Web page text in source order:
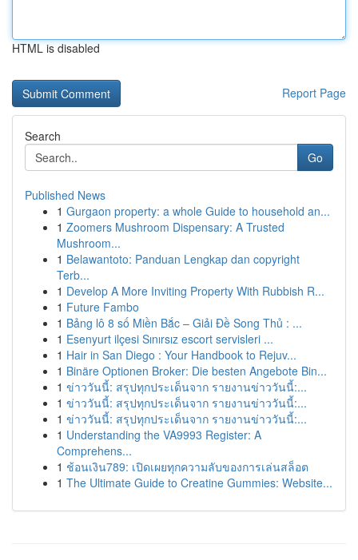
HTML is disabled
Report Page
Search
Go
Published News
1 Gurgaon property: a whole Guide to household an...
1 Zoomers Mushroom Dispensary: A Trusted
Mushroom...
1 Belawantoto: Panduan Lengkap dan copyright
Terb...
1 Develop A More Inviting Property With Rubbish R...
1 Future Fambo
1 Bảng lô 8 số Miền Bắc – Giải Đề Song Thủ : ...
1 Esenyurt ilçesi Sınırsız escort servisleri ...
1 Hair in San Diego : Your Handbook to Rejuv...
1 Binäre Optionen Broker: Die besten Angebote Bin...
1 ข่าววันนี้: สรุปทุกประเด็นจาก รายงานข่าววันนี้:...
1 ข่าววันนี้: สรุปทุกประเด็นจาก รายงานข่าววันนี้:...
1 ข่าววันนี้: สรุปทุกประเด็นจาก รายงานข่าววันนี้:...
1 Understanding the VA9993 Register: A
Comprehens...
1 ช้อนเงิน789: เปิดเผยทุกความลับของการเล่นสล็อต
1 The Ultimate Guide to Creatine Gummies: Website...